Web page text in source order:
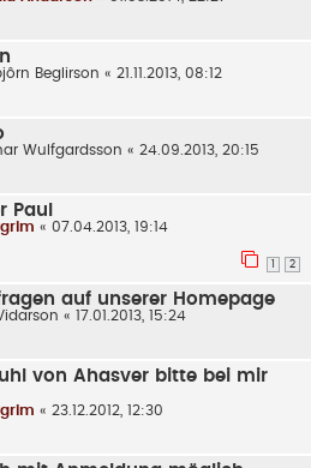
Beglirson « 21.11.2013, 08:12
Wulfgardsson « 24.09.2013, 20:15
Paul
« 07.04.2013, 19:14
1 2
auf unserer Homepage
« 17.01.2013, 15:24
von Ahasver bitte bei mir
« 23.12.2012, 12:30